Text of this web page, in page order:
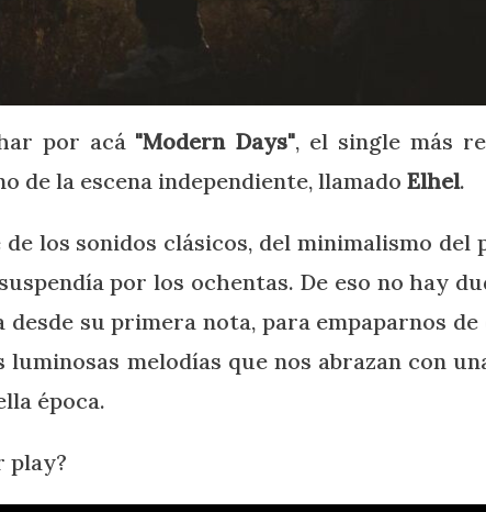
por acá "Modern Days", el single más
de la escena independiente, llamado Elhel.
de los sonidos clásicos, del minimalismo del
por los ochentas. De eso no hay
su primera nota, para empaparnos de
melodías que nos abrazan con
época.
play?